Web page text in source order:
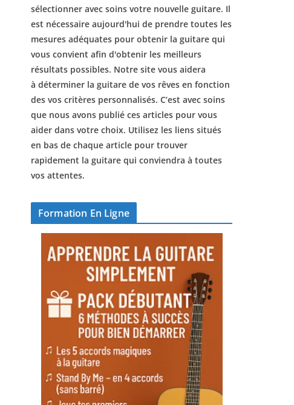
sélectionner avec soins votre nouvelle guitare. Il
est nécessaire aujourd'hui de prendre toutes les
mesures adéquates pour obtenir la guitare qui
vous convient afin d'obtenir les meilleurs
résultats possibles. Notre site vous aidera
à déterminer la guitare de vos rêves en fonction
des vos critères personnalisés. C’est avec soins
que nous avons publié ces articles pour vous
aider dans votre choix. Utilisez les liens situés
en bas de chaque article pour trouver
rapidement la guitare qui conviendra à toutes
vos attentes.
Formation En Ligne